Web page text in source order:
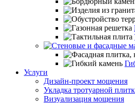
Услуги
Дизайн-проект мощения
Укладка тротуарной
Визуализация мощения